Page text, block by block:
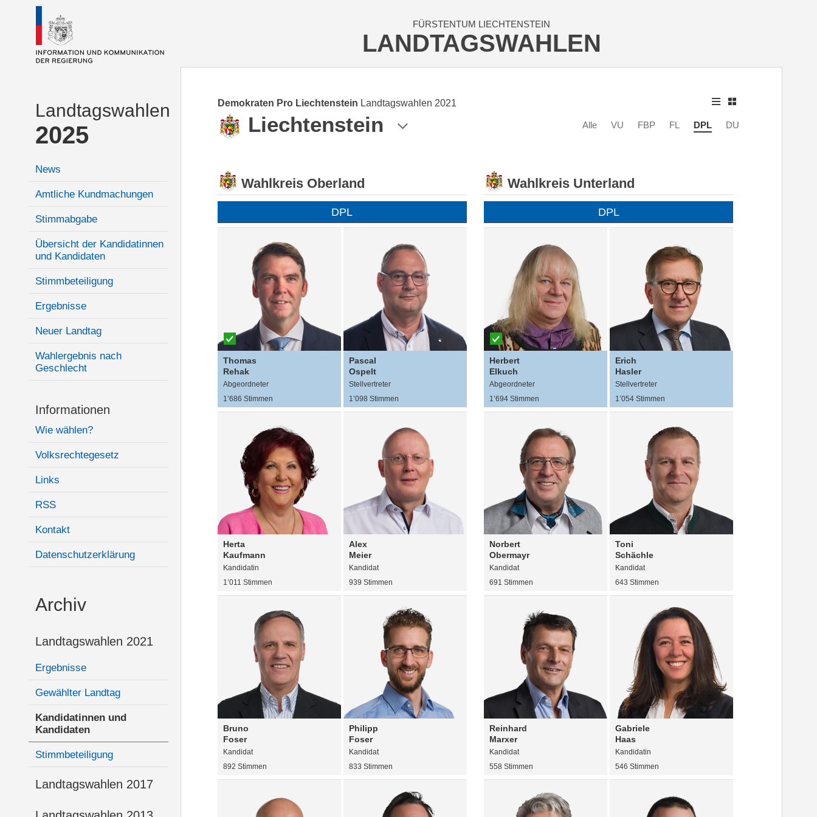
Landtagswahlen
2025
News
Amtliche Kundmachungen
Stimmabgabe
Übersicht der Kandidatinnen
und Kandidaten
Stimmbeteiligung
Ergebnisse
Neuer Landtag
Wahlergebnis nach
Geschlecht
Informationen
Wie wählen?
Volksrechtegesetz
Links
RSS
Kontakt
Datenschutzerklärung
Archiv
Landtagswahlen 2021
Ergebnisse
Gewählter Landtag
Kandidatinnen und
Kandidaten
Stimmbeteiligung
Landtagswahlen 2017
FÜRSTENTUM LIECHTENSTEIN
LANDTAGSWAHLEN
Demokraten Pro Liechtenstein Landtagswahlen 2021
Liechtenstein Alle VU FBP FL DPL DU
Wahlkreis Oberland
DPL
Thomas
Rehak
Abgeordneter
1’686 Stimmen
Pascal
Ospelt
Stellvertreter
1’098 Stimmen
Herta
Kaufmann
Kandidatin
1’011 Stimmen
Alex
Meier
Kandidat
939 Stimmen
Bruno
Foser
Kandidat
892 Stimmen
Philipp
Foser
Kandidat
833 Stimmen
Wahlkreis Unterland
DPL
Herbert
Elkuch
Abgeordneter
1’694 Stimmen
Erich
Hasler
Stellvertreter
1’054 Stimmen
Norbert
Obermayr
Kandidat
691 Stimmen
Toni
Schächle
Kandidat
643 Stimmen
Reinhard
Marxer
Kandidat
558 Stimmen
Gabriele
Haas
Kandidatin
546 Stimmen